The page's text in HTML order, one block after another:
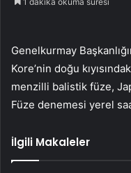
Genelkurmay
Kore’nin doğu
menzilli balistik füze,
Füze denemesi yerel
İlgili Makaleler